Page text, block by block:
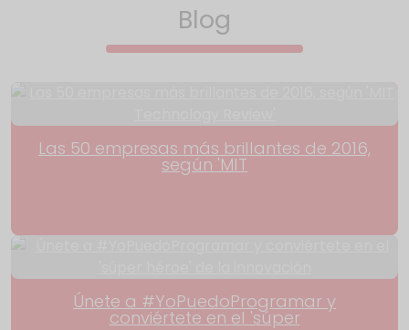
Blog
Las 50 empresas más brillantes de 2016,
según 'MIT
Únete a #YoPuedoProgramar y
conviértete en el 'súper